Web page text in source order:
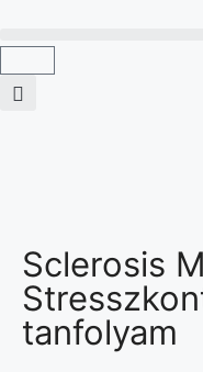
Sclerosis
tanfolyam